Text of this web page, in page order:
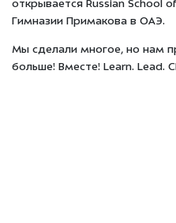
открывается Russian School
Гимназии Примакова в ОАЭ.
Мы сделали многое, но нам
больше! Вместе! Learn. Lead.